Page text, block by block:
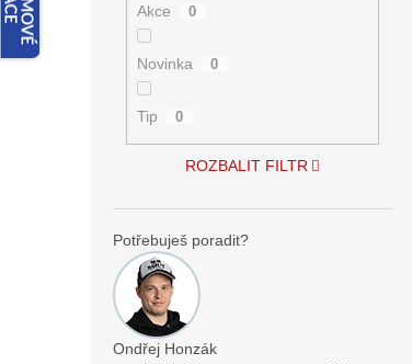
Akce 0
Novinka 0
Tip 0
ROZBALIT FILTR
Potřebuješ poradit?
Ondřej Honzák